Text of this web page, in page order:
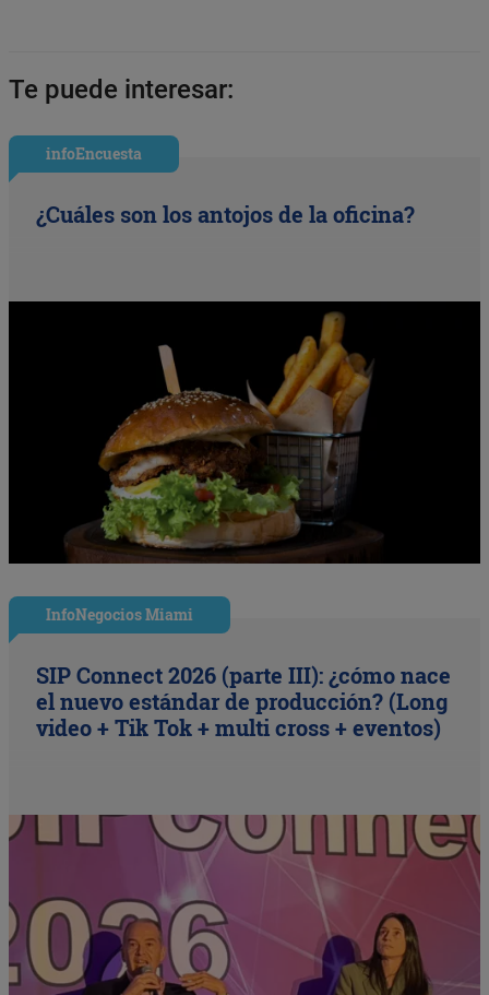
Te puede interesar:
infoEncuesta
¿Cuáles son los antojos de la oficina?
InfoNegocios Miami
SIP Connect 2026 (parte III): ¿cómo nace
el nuevo estándar de producción? (Long
video + Tik Tok + multi cross + eventos)